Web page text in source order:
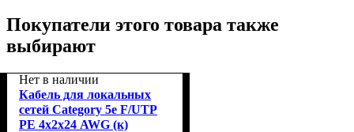
Покупатели этого товара также
выбирают
Нет в наличии
Кабель для локальных
сетей Category 5e F/UTP
PE 4х2х24 AWG (к)